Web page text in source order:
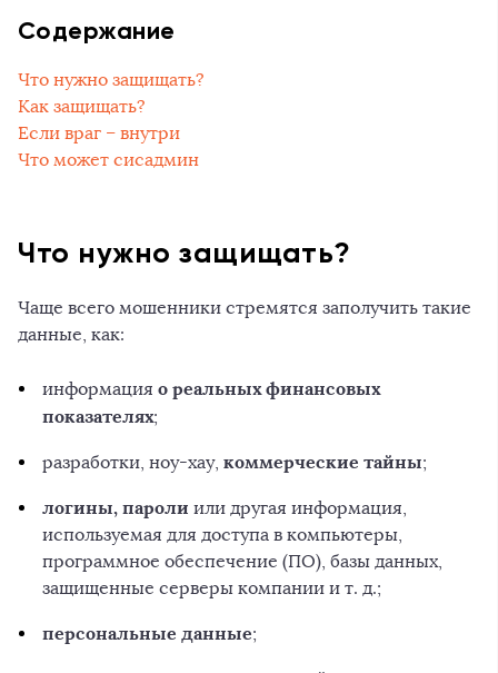
Содержание
Что нужно защищать?
Как защищать?
Если враг – внутри
Что может сисадмин
Что нужно защищать?
Чаще всего мошенники стремятся заполучить такие
данные, как:
информация о реальных финансовых
показателях;
разработки, ноу-хау, коммерческие тайны;
логины, пароли или другая информация,
используемая для доступа в компьютеры,
программное обеспечение (ПО), базы данных,
защищенные серверы компании и т. д.;
персональные данные;